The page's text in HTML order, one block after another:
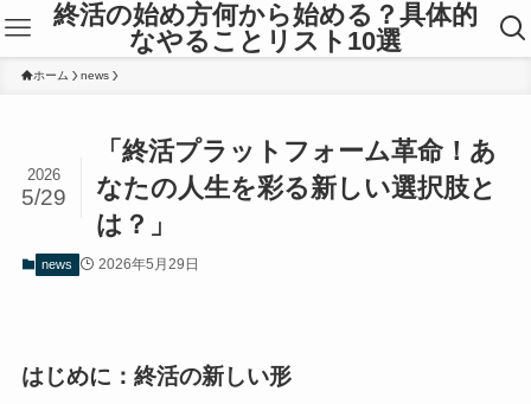
終活の始め方何から始める？具体的
なやることリスト10選
ホーム news
「終活プラットフォーム革命！あ
なたの人生を彩る新しい選択肢と
は？」
2026
5/29
news 2026年5月29日
はじめに：終活の新しい形